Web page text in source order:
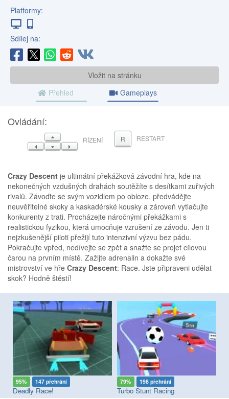
Platformy:
Sdílej na:
Vložit na stránku
Přehled
Gameplays
Ovládání:
NAHORU
VLEVODOLŮVPRAVO
ŘÍZENÍ R RESTART
Crazy Descent je ultimátní překážková závodní hra, kde na
nekonečných vzdušných drahách soutěžíte s desítkami zuřivých
rivalů. Závoďte se svým vozidlem po obloze, předvádějte
neuvěřitelné skoky a kaskadérské kousky a zároveň vytlačujte
konkurenty z trati. Procházejte náročnými překážkami s
realistickou fyzikou, která umocňuje vzrušení ze závodu. Jen ti
nejzkušenější piloti přežijí tuto intenzivní výzvu bez pádu.
Pokračujte vpřed, nedívejte se zpět a snažte se projet cílovou
čarou na prvním místě. Zažijte adrenalin a dokažte své
mistrovství ve hře Crazy Descent: Race. Jste připraveni udělat
skok? Hodně štěstí!
95% 147 přehrání
Deadly Race!
79% 198 přehrání
Turbo Stunt Racing